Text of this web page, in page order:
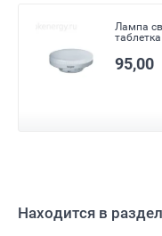
Лампа
95,00
Находится в